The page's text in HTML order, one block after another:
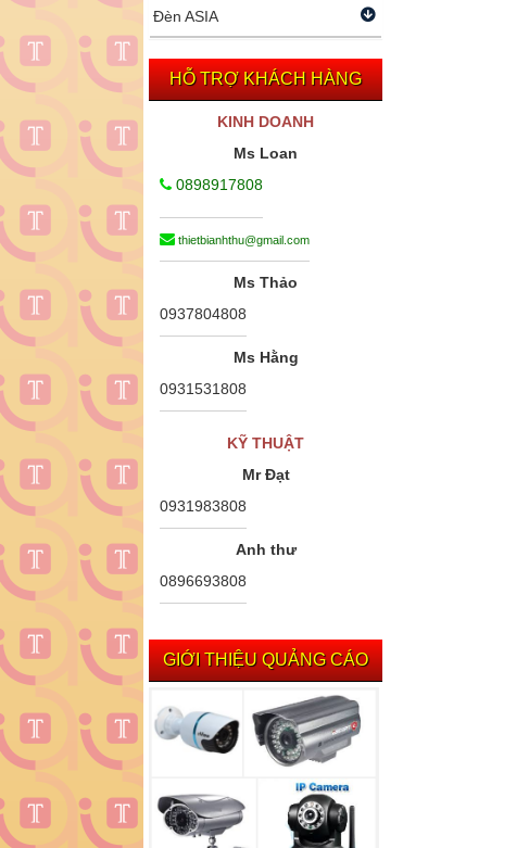
Đèn ASIA
HỖ TRỢ KHÁCH HÀNG
KINH DOANH
Ms Loan
0898917808
thietbianhthu@gmail.com
Ms Thảo
0937804808
Ms Hằng
0931531808
KỸ THUẬT
Mr Đạt
0931983808
Anh thư
0896693808
GIỚI THIỆU QUẢNG CÁO